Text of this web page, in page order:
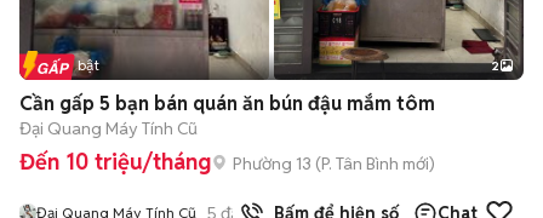
Tin nổi bật 2
Cần gấp 5 bạn bán quán ăn bún đậu mắm tôm
Đại Quang Máy Tính Cũ
Đến 10 triệu/tháng Phường 13 (P. Tân Bình mới)
Đại Quang Máy Tính Cũ 5 đã bán Bấm để hiện số Chat